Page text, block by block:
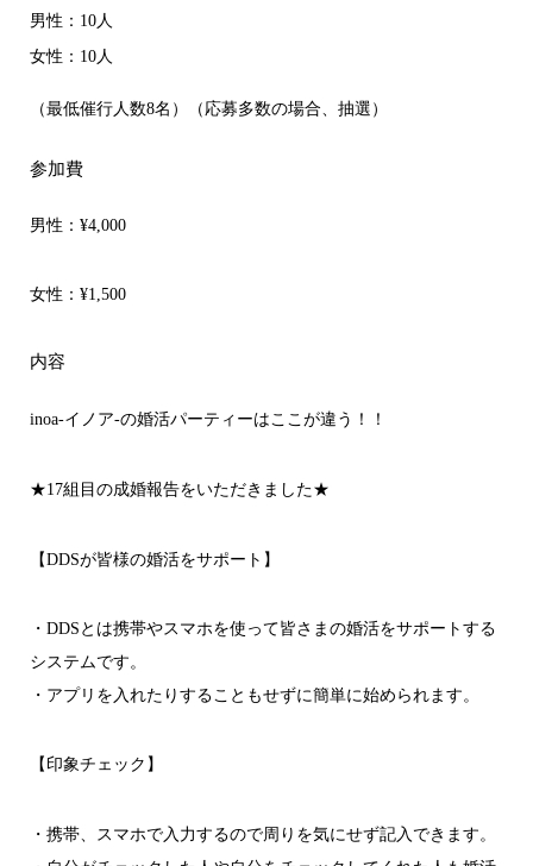
男性：10人
女性：10人
（最低催行人数8名）（応募多数の場合、抽選）
参加費
男性： ¥4,000
女性： ¥1,500
内容
inoa-イノア-の婚活パーティーはここが違う！！
★17組目の成婚報告をいただきました★
【DDSが皆様の婚活をサポート】
・DDSとは携帯やスマホを使って皆さまの婚活をサポートする
システムです。
・アプリを入れたりすることもせずに簡単に始められます。
【印象チェック】
・携帯、スマホで入力するので周りを気にせず記入できます。